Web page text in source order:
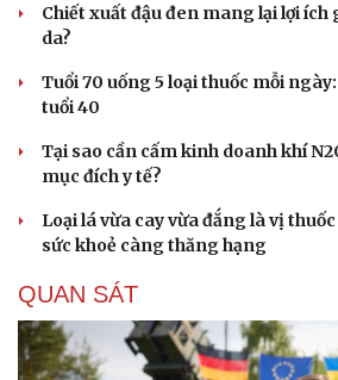
Chiết xuất đậu đen mang lại lợi ích
da?
Tuổi 70 uống 5 loại thuốc mỗi
tuổi 40
Tại sao cần cấm kinh doanh khí
mục đích y tế?
Loại lá vừa cay vừa đắng là vị
sức khoẻ càng thăng hạng
QUAN SÁT